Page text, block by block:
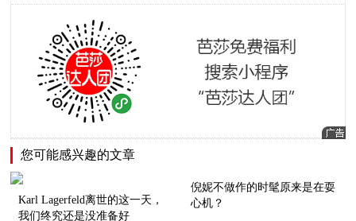
您可能感兴趣的文章
Karl Lagerfeld离世的这一天，
我们终究还是没准备好
倪妮不做作的时髦原来是在耍
心机？